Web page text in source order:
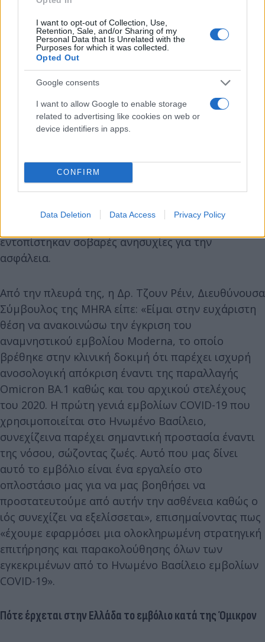
I want to opt-out of Collection, Use,
Retention, Sale, and/or Sharing of my
Personal Data that Is Unrelated with the
Purposes for which it was collected.
Opted Out
Google consents
I want to allow Google to enable storage
related to advertising like cookies on web or
device identifiers in apps.
CONFIRM
Data Deletion Data Access Privacy Policy
Η απόφαση της MHRA βασίζεται σε δεδομένα από
μια κλινική δοκιμή που έδειξε ότι το εμβόλιο
Moderna πυροδοτεί μια ισχυρή ανοσολογική
απόκριση τόσο κατά της Όμικρον (BA.1) όσο και
διερευνητική ανάλυση το εμβόλιο αυτό βρέθηκε
επίσης, να δημιουργεί καλή ανοσοαπόκριση έναντι
Επίσης, σημειώνεται πως οι παρενέργειες που
παρατηρήθηκαν ήταν οι ίδιες με αυτές που
παρατηρήθηκαν για την αρχική αναμνηστική δόση
εντοπίστηκαν σοβαρές ανησυχίες για την
ασφάλεια.
Από την πλευρά της, η Δρ. Τζουν Ρέιν, Διευθύνουσα
Σύμβουλος της MHRA είπε: «Είμαι στην ευχάριστη
θέση να ανακοινώσω την έγκριση του
αναμνηστικού εμβολίου Moderna, το οποίο
βρέθηκε στην κλινική δοκιμή ότι παρέχει ισχυρή
ανοσολογική απόκριση έναντι της παραλλαγής
Omicron BA.1 καθώς και του αρχικού στελέχους
του 2020. Η πρώτη γενιά εμβολίων COVID-19 που
χρησιμοποιείται στο Ηνωμένο Βασίλειο,
συνεχίζεινα παρέχει σημαντική προστασία έναντι
της νόσου, σώζοντας ζωές. Αυτό που μας δίνει
αυτό το εμβόλιο είναι ένα εργαλείο στο
οπλοστάσιο μας για να μας βοηθήσει να
προστατευτούμε από αυτήν την ασθένεια καθώς ο
ιός συνεχίζει να εξελίσσεται», επισημαίνοντας πως
«έχουμε εφαρμόσει μια ολοκληρωμένη στρατηγική
επιτήρησης και παρακολούθησης όλων των
εγκεκριμένων από το Ηνωμένο Βασίλειο εμβολίων
COVID-19».
Πότε έρχεται στην Ελλάδα το εμβόλιο κατά της Όμικρον